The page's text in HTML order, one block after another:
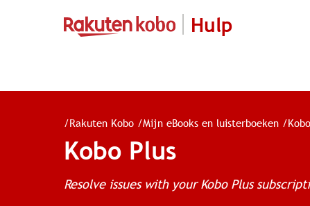
Hulp
/Rakuten Kobo /Mijn eBooks en luisterboeken /
Kobo Plus
Resolve issues with your Kobo Plus